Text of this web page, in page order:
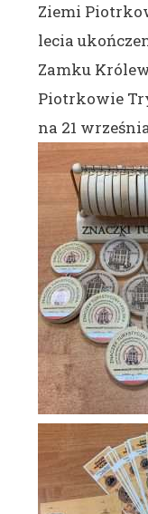
Ziemi
lecia
Zamku
Piotrkowie
na 21